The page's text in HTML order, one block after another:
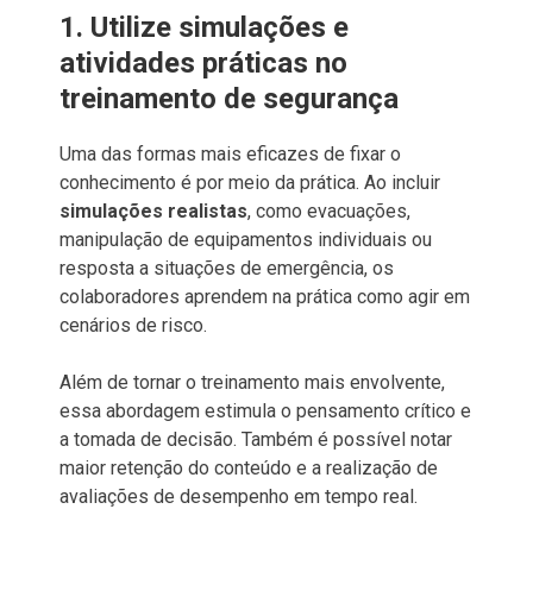
1. Utilize simulações e
atividades práticas no
treinamento de segurança
Uma das formas mais eficazes de fixar o
conhecimento é por meio da prática. Ao incluir
simulações realistas, como evacuações,
manipulação de equipamentos individuais ou
resposta a situações de emergência, os
colaboradores aprendem na prática como agir em
cenários de risco.
Além de tornar o treinamento mais envolvente,
essa abordagem estimula o pensamento crítico e
a tomada de decisão. Também é possível notar
maior retenção do conteúdo e a realização de
avaliações de desempenho em tempo real.